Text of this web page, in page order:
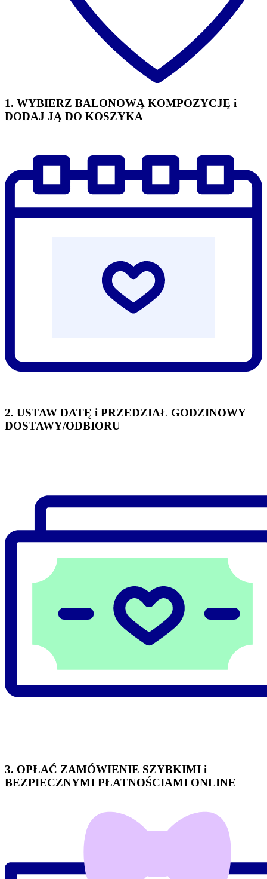
1. WYBIERZ BALONOWĄ KOMPOZYCJĘ i
DODAJ JĄ DO KOSZYKA
2. USTAW DATĘ i PRZEDZIAŁ GODZINOWY
DOSTAWY/ODBIORU
3. OPŁAĆ ZAMÓWIENIE SZYBKIMI i
BEZPIECZNYMI PŁATNOŚCIAMI ONLINE